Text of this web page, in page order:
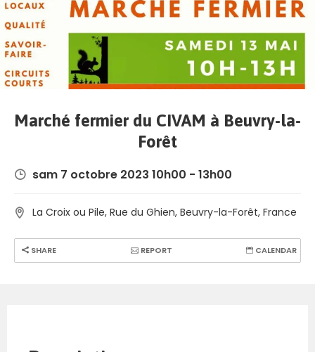
Marché fermier du CIVAM à Beuvry-la-
Forêt
sam 7 octobre 2023 10h00 - 13h00
La Croix ou Pile, Rue du Ghien, Beuvry-la-Forêt, France
SHARE REPORT CALENDAR